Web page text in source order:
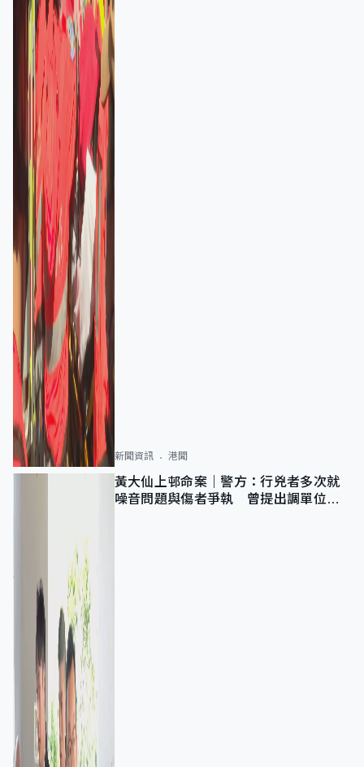
新聞資訊 港聞
黃大仙上邨命案｜警方：行兇者多次就
噪音問題與傷者爭執 曾提出調單位已